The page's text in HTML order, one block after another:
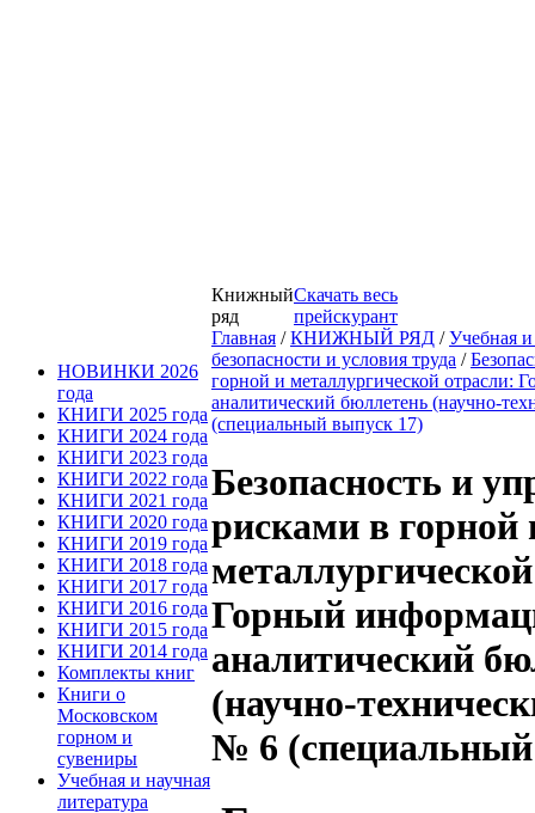
НОВИНКИ 2026
года
КНИГИ 2025 года
КНИГИ 2024 года
КНИГИ 2023 года
КНИГИ 2022 года
КНИГИ 2021 года
КНИГИ 2020 года
КНИГИ 2019 года
КНИГИ 2018 года
КНИГИ 2017 года
КНИГИ 2016 года
КНИГИ 2015 года
КНИГИ 2014 года
Комплекты книг
Книги о
Московском
горном и
сувениры
Учебная и научная
литература
Книжный
ряд
Скачать весь
прейскурант
Главная /КНИЖНЫЙ РЯД /Учебная и
безопасности и условия труда /
горной и металлургической отрасли:
аналитический бюллетень (научно-
(специальный выпуск 17)
Безопасность и
рисками в горной
Горный
аналитический
(научно-
№ 6